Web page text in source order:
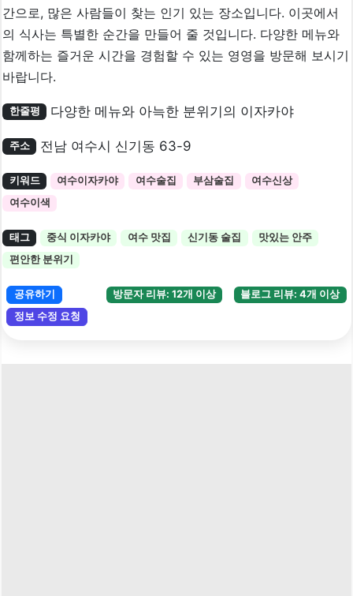
간으로, 많은 사람들이 찾는 인기 있는 장소입니다. 이곳에서
의 식사는 특별한 순간을 만들어 줄 것입니다. 다양한 메뉴와
함께하는 즐거운 시간을 경험할 수 있는 영영을 방문해 보시기
바랍니다.
한줄평 다양한 메뉴와 아늑한 분위기의 이자카야
주소 전남 여수시 신기동 63-9
키워드 여수이자카야 여수술집 부삼술집
여수신상
여수이색
태그 중식 이자카야 여수 맛집 신기동 술집
맛있는 안주
편안한 분위기
블로그 리뷰: 4개 이상
방문자 리뷰: 12개 이상
공유하기
정보 수정 요청